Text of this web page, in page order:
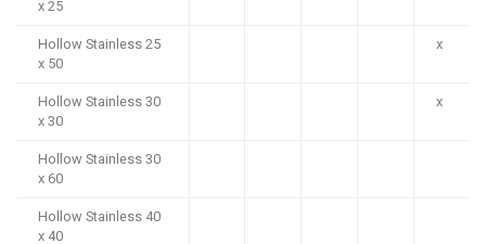
x 25
Hollow Stainless 25
x 50
x
Hollow Stainless 30
x 30
x
Hollow Stainless 30
x 60
Hollow Stainless 40
x 40